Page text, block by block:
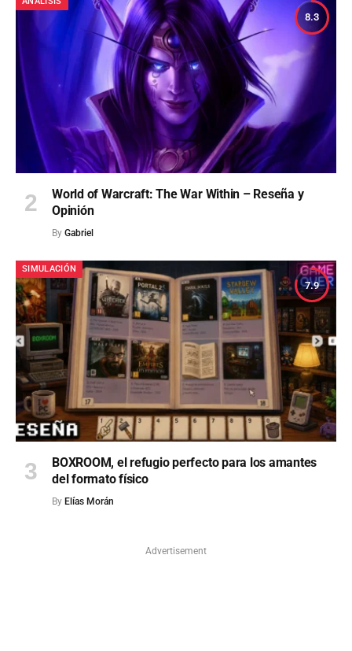
8.3
World of Warcraft: The War Within – Reseña y
Opinión
By Gabriel
7.9
SIMULACIÓN
BOXROOM, el refugio perfecto para los amantes
del formato físico
By Elías Morán
Advertisement